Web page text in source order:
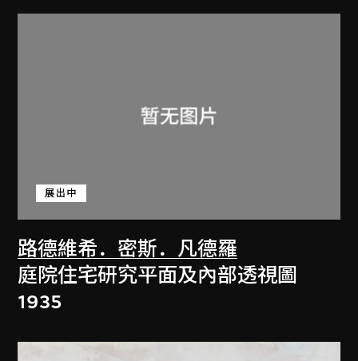
路德維希．密斯．凡德羅
展出中
庭院住宅研究平面及內部透視圖
1935